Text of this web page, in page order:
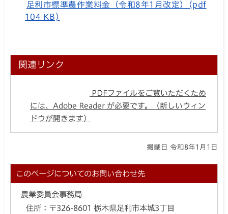
足利市標準農作業料金（令和8年1月改定）(pdf
104 KB)
関連リンク
PDFファイルをご覧いただくため
には、Adobe Reader が必要です。（新しいウィン
ドウが開きます）
掲載日 令和8年1月1日
このページについてのお問い合わせ先
農業委員会事務局
住所： 〒326-8601 栃木県足利市本城3丁目